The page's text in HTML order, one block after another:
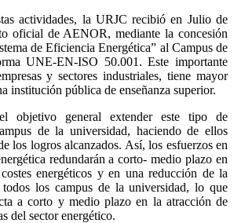
actividades, la URJC recibió en Julio de
oficial de AENOR, mediante la concesión
de Eficiencia Energética” al Campus de
UNE-EN-ISO 50.001. Este importante
y sectores industriales, tiene mayor
institución pública de enseñanza superior.
objetivo general extender este tipo de
de la universidad, haciendo de ellos
los logros alcanzados. Así, los esfuerzos en
redundarán a corto- medio plazo en
energéticos y en una reducción de la
los campus de la universidad, lo que
a corto y medio plazo en la atracción de
del sector energético.